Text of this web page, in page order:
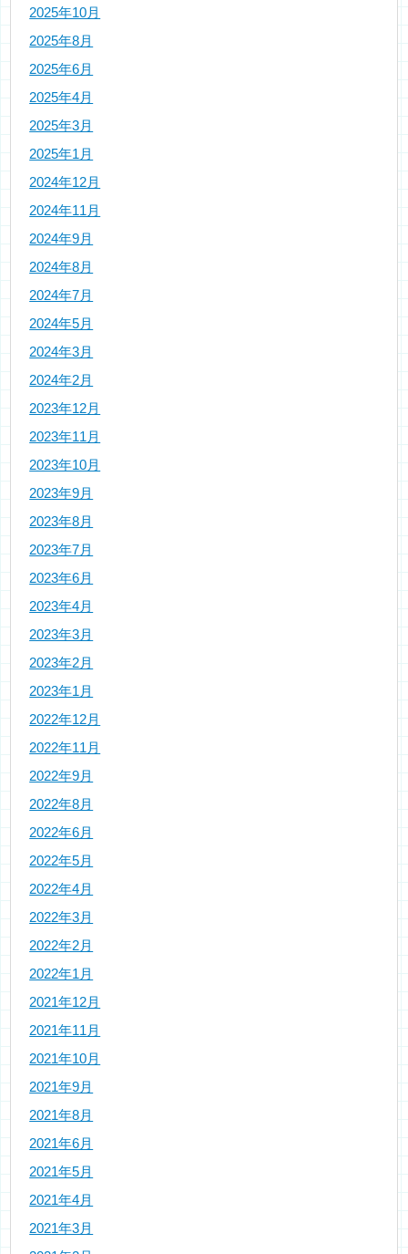
2025年10月
2025年8月
2025年6月
2025年4月
2025年3月
2025年1月
2024年12月
2024年11月
2024年9月
2024年8月
2024年7月
2024年5月
2024年3月
2024年2月
2023年12月
2023年11月
2023年10月
2023年9月
2023年8月
2023年7月
2023年6月
2023年4月
2023年3月
2023年2月
2023年1月
2022年12月
2022年11月
2022年9月
2022年8月
2022年6月
2022年5月
2022年4月
2022年3月
2022年2月
2022年1月
2021年12月
2021年11月
2021年10月
2021年9月
2021年8月
2021年6月
2021年5月
2021年4月
2021年3月